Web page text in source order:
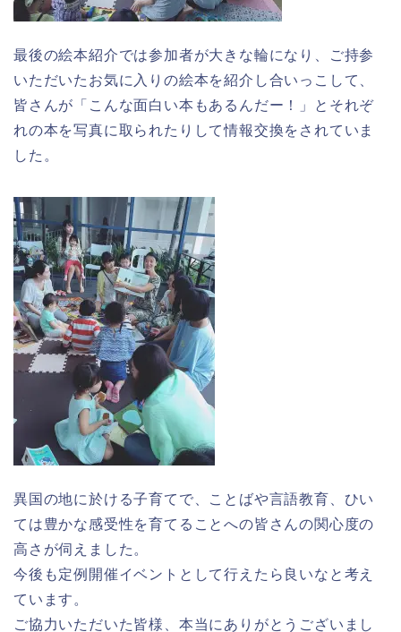
最後の絵本紹介では参加者が大きな輪になり、ご持参
いただいたお気に入りの絵本を紹介し合いっこして、
皆さんが「こんな面白い本もあるんだー！」とそれぞ
れの本を写真に取られたりして情報交換をされていま
した。
異国の地に於ける子育てで、ことばや言語教育、ひい
ては豊かな感受性を育てることへの皆さんの関心度の
高さが伺えました。
今後も定例開催イベントとして行えたら良いなと考え
ています。
ご協力いただいた皆様、本当にありがとうございまし